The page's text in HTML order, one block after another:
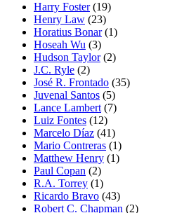
Harry Foster(19)
Henry Law (23)
Horatius Bonar(1)
Hoseah Wu (3)
Hudson Taylor(2)
J.C. Ryle (2)
José R. Frontado (35)
Juvenal Santos (5)
Lance Lambert(7)
Luiz Fontes (12)
Marcelo Díaz (41)
Mario Contreras (1)
Matthew Henry (1)
Paul Copan (2)
R.A. Torrey (1)
Ricardo Bravo (43)
Robert C. Chapman (2)